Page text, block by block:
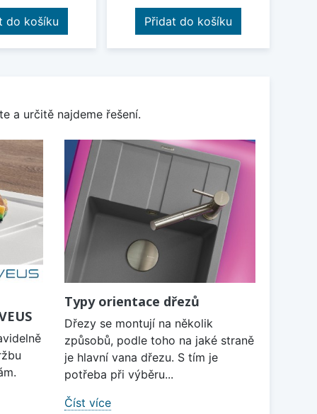
do košíku Přidat do košíku
a určitě najdeme řešení.
Typy orientace dřezů
Dřezy se montují na několik
způsobů, podle toho na jaké straně
je hlavní vana dřezu. S tím je
potřeba při výběru...
Číst více